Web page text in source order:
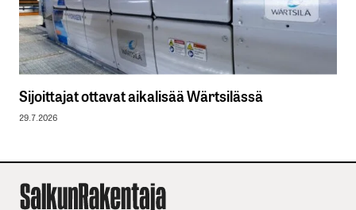
Sijoittajat ottavat aikalisää Wärtsilässä
29.7.2026